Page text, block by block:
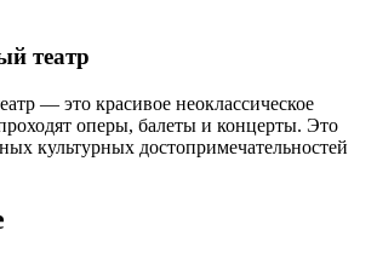
театр
— это красивое неоклассическое
оперы, балеты и концерты. Это
культурных достопримечательностей